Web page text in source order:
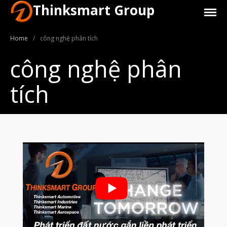
Máy In 3D Để Bàn Formlabs U.S.
Máy In 3D SLA Công Nghiệp
Máy in 3D EOS
Máy in 3D nhựa PEEK EXT 220
MED | 3D SYSTEM
Máy In 3D FDM Để Bàn & Công
Thinksmart Group
Home / công nghệ phân tích
công nghệ phân
tích